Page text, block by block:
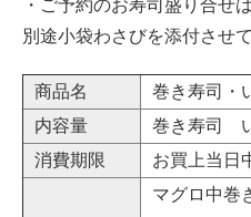
・ご予約のお寿司盛り合せ
別途小袋わさびを添付させ
商品名
巻き寿司・
内容量
巻き寿司
消費期限
お買上当日
マグロ中巻